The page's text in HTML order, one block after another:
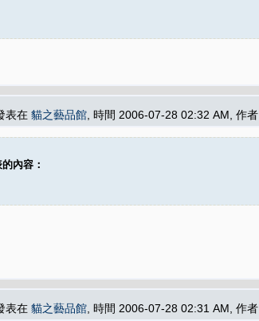
表在 貓之藝品館 , 時間 2006-07-28 02:32 AM, 作者
內容：
表在 貓之藝品館 , 時間 2006-07-28 02:31 AM, 作者